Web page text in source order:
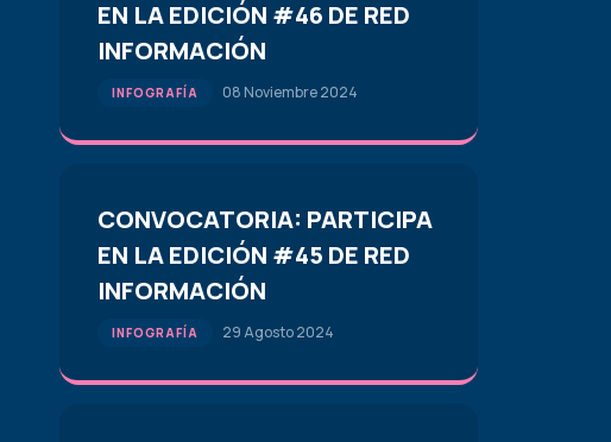
EN LA EDICIÓN #46 DE RED
INFORMACIÓN
INFOGRAFÍA 08 Noviembre 2024
CONVOCATORIA: PARTICIPA
EN LA EDICIÓN #45 DE RED
INFORMACIÓN
INFOGRAFÍA 29 Agosto 2024